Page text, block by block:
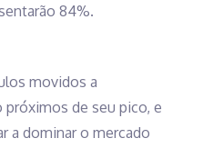
84%.
movidos a
de seu pico, e
a dominar o mercado